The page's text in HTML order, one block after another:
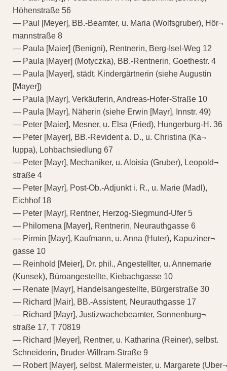
Höhenstraße 56
— Paul [Meyer], BB.-Beamter, u. Maria (Wolfsgruber), Hör¬
mannstraße 8
— Paula [Maier] (Benigni), Rentnerin, Berg-Isel-Weg 12
— Paula [Mayer] (Motyczka), BB.-Rentnerin, Goethestr. 4
— Paula [Mayer], städt. Kindergärtnerin (siehe Augustin
[Mayer])
— Paula [Mayr], Verkäuferin, Andreas-Hofer-Straße 10
— Paula [Mayr], Näherin (siehe Erwin [Mayr], Innstr. 49)
— Peter [Maier], Mesner, u. Elsa (Fried), Hungerburg-H. 36
— Peter [Mayer], BB.-Revident a. D., u. Christina (Ka¬
luppa), Lohbachsiedlung 67
— Peter [Mayr], Mechaniker, u. Aloisia (Gruber), Leopold¬
straße 4
— Peter [Mayr], Post-Ob.-Adjunkt i. R., u. Marie (Madl),
Eichhof 18
— Peter [Mayr], Rentner, Herzog-Siegmund-Ufer 5
— Philomena [Mayer], Rentnerin, Neurauthgasse 6
— Pirmin [Mayr], Kaufmann, u. Anna (Huter), Kapuziner¬
gasse 10
— Reinhold [Meier], Dr. phil., Angestellter, u. Annemarie
(Kunsek), Büroangestellte, Kiebachgasse 10
— Renate [Mayr], Handelsangestellte, Bürgerstraße 30
— Richard [Mair], BB.-Assistent, Neurauthgasse 17
— Richard [Mayr], Justizwachebeamter, Sonnenburg¬
straße 17, T 70819
— Richard [Meyer], Rentner, u. Katharina (Reiner), selbst.
Schneiderin, Bruder-Willram-Straße 9
— Robert [Mayer], selbst. Malermeister, u. Margarete (Uber¬